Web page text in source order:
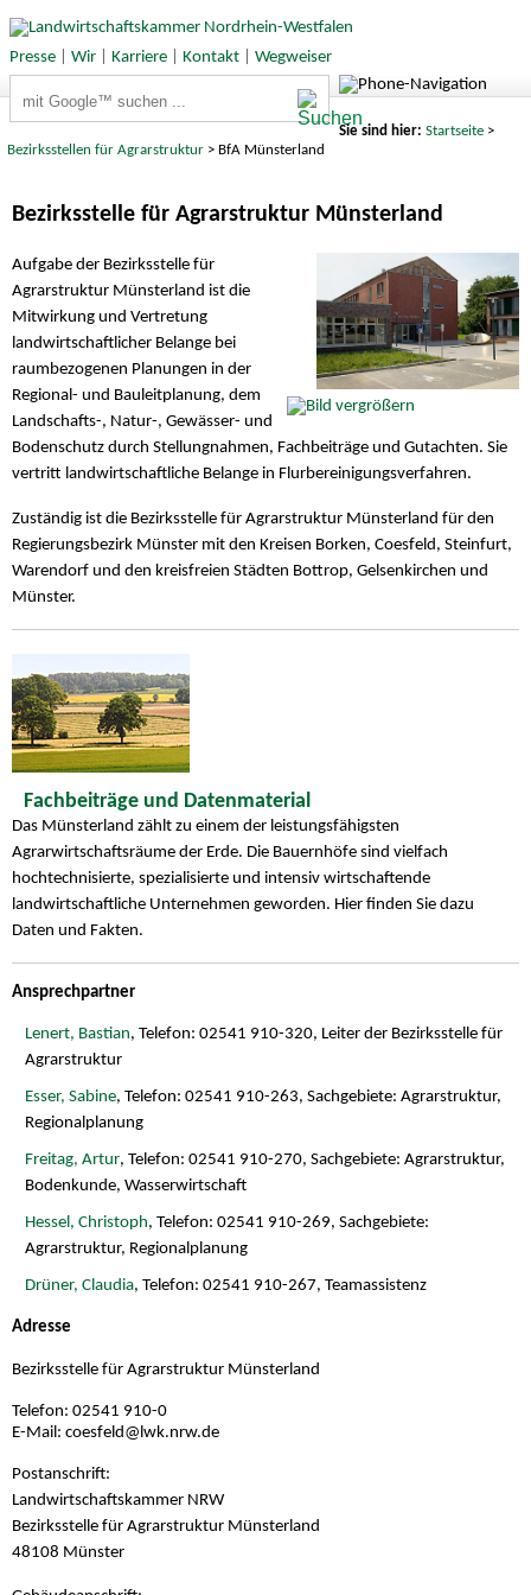
Presse| Wir| Karriere| Kontakt| Wegweiser
Sie sind hier: Startseite>
Bezirksstellen für Agrarstruktur > BfA Münsterland
Bezirksstelle für Agrarstruktur Münsterland
Aufgabe der Bezirksstelle für
Agrarstruktur Münsterland ist die
Mitwirkung und Vertretung
landwirtschaftlicher Belange bei
raumbezogenen Planungen in der
Regional- und Bauleitplanung, dem
Landschafts-, Natur-, Gewässer- und
Bodenschutz durch Stellungnahmen, Fachbeiträge und Gutachten. Sie
vertritt landwirtschaftliche Belange in Flurbereinigungsverfahren.
Zuständig ist die Bezirksstelle für Agrarstruktur Münsterland für den
Regierungsbezirk Münster mit den Kreisen Borken, Coesfeld, Steinfurt,
Warendorf und den kreisfreien Städten Bottrop, Gelsenkirchen und
Münster.
Fachbeiträge und Datenmaterial
Das Münsterland zählt zu einem der leistungsfähigsten
Agrarwirtschaftsräume der Erde. Die Bauernhöfe sind vielfach
hochtechnisierte, spezialisierte und intensiv wirtschaftende
landwirtschaftliche Unternehmen geworden. Hier finden Sie dazu
Daten und Fakten.
Ansprechpartner
Lenert, Bastian, Telefon: 02541 910-320, Leiter der Bezirksstelle für
Agrarstruktur
Esser, Sabine, Telefon: 02541 910-263, Sachgebiete: Agrarstruktur,
Regionalplanung
Freitag, Artur, Telefon: 02541 910-270, Sachgebiete: Agrarstruktur,
Bodenkunde, Wasserwirtschaft
Hessel, Christoph, Telefon: 02541 910-269, Sachgebiete:
Agrarstruktur, Regionalplanung
Drüner, Claudia, Telefon: 02541 910-267, Teamassistenz
Adresse
Bezirksstelle für Agrarstruktur Münsterland
Telefon: 02541 910-0
E-Mail: coesfeld@ lwk.nrw.de
Postanschrift:
Landwirtschaftskammer NRW
Bezirksstelle für Agrarstruktur Münsterland
48108 Münster